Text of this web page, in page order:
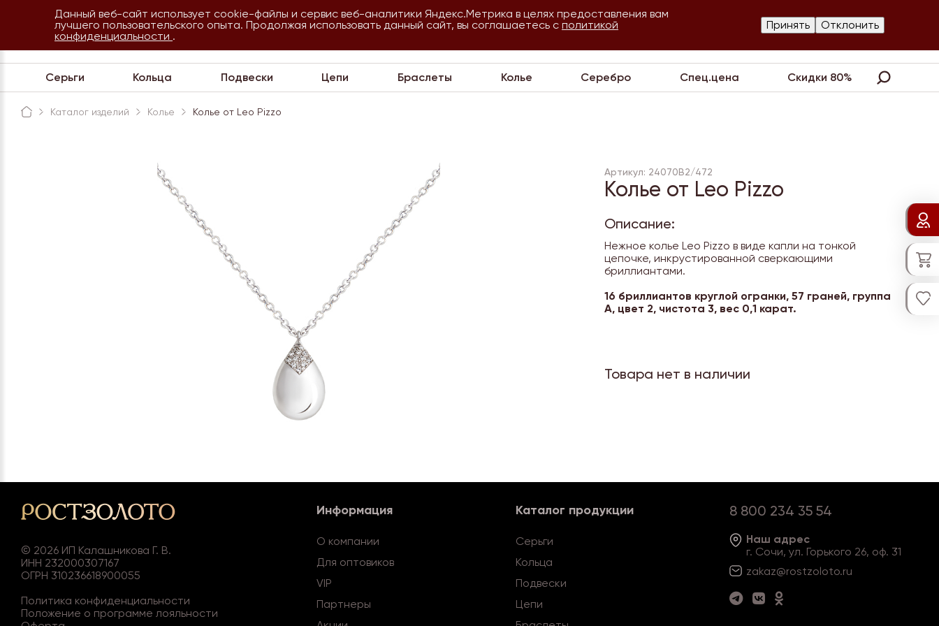
Сочи
8 800 234 35 54
Обратная связь
О
Для
VIP Партнеры Контакты
Серьги Кольца Подвески Цепи Браслеты Колье Серебро Спец.цена Скидки 80%
Каталог изделий Колье Колье от Leo Pizzo
Артикул: 24070B2/472
Колье от Leo Pizzo
Описание:
Нежное колье Leo Pizzo в виде капли на тонкой
цепочке, инкрустированной сверкающими
бриллиантами.
16 бриллиантов круглой огранки, 57 граней, группа
А, цвет 2, чистота 3, вес 0,1 карат.
Товара нет в наличии
© 2026 ИП Калашникова Г. В.
ИНН 232000307167
ОГРН 310236618900055
Политика конфиденциальности
Положение о программе лояльности
Информация
О компании
Для оптовиков
VIP
Партнеры
Каталог продукции
Серьги
Кольца
Подвески
Цепи
8 800 234 35 54
Наш адрес
г. Сочи, ул. Горького 26, оф. 31
zakaz@rostzoloto.ru
Данный веб-сайт использует cookie-файлы и сервис веб-аналитики Яндекс.Метрика в целях предоставления вам
лучшего пользовательского опыта. Продолжая использовать данный сайт, вы соглашаетесь с политикой
конфиденциальности .
Принять Отклонить